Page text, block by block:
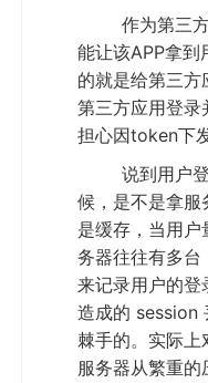
作为第三方登
能让该APP拿
的就是给第三
第三方应用登
担心因token下
说到用户登录
候，是不是拿
是缓存，当用
务器往往有多
来记录用户的
造成的 session
棘手的。实际
服务器从繁重